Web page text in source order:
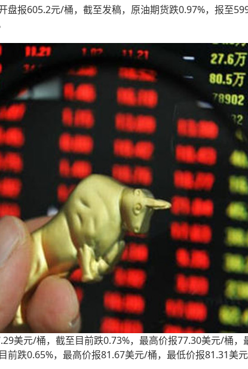
报605.2元/桶，截至发稿，原油期货跌0.97%，报至
元/桶，截至目前跌0.73%，最高价报77.30美元/桶，
跌0.65%，最高价报81.67美元/桶，最低价报81.31美元